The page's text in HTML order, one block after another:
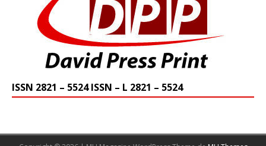
ISSN 2821 – 5524 ISSN – L 2821 – 5524